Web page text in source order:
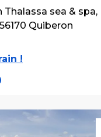
sea & spa,
Quiberon
!
aux favoris